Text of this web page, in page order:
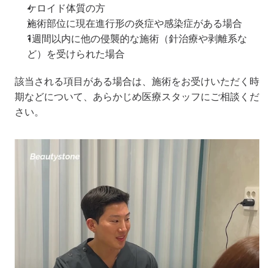
ケロイド体質の方
施術部位に現在進行形の炎症や感染症がある場合
1週間以内に他の侵襲的な施術（針治療や剥離系な
ど）を受けられた場合
該当される項目がある場合は、施術をお受けいただく時
期などについて、あらかじめ医療スタッフにご相談くだ
さい。